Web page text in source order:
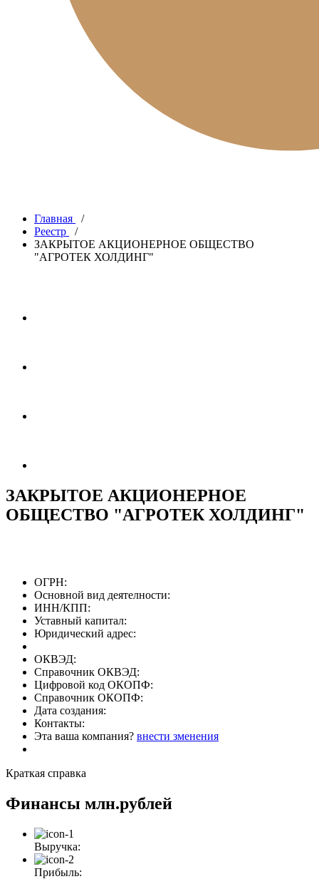
Главная
/
Реестр
/
ЗАКРЫТОЕ АКЦИОНЕРНОЕ ОБЩЕСТВО
"АГРОТЕК ХОЛДИНГ"
ЗАКРЫТОЕ АКЦИОНЕРНОЕ
ОБЩЕСТВО "АГРОТЕК ХОЛДИНГ"
ОГРН:
Основной вид деятелности:
ИНН/КПП:
Уставный капитал:
Юридический адрес:
ОКВЭД:
Справочник ОКВЭД:
Цифровой код ОКОПФ:
Справочник ОКОПФ:
Дата создания:
Контакты:
Эта ваша компания? внести зменения
Краткая справка
Финансы млн.рублей
Выручка:
Прибыль: